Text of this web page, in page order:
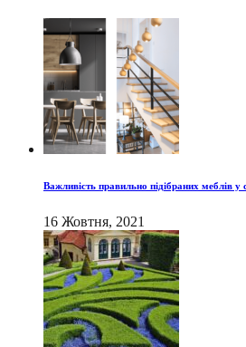
Важливість правильно підібраних меблів у
16 Жовтня, 2021